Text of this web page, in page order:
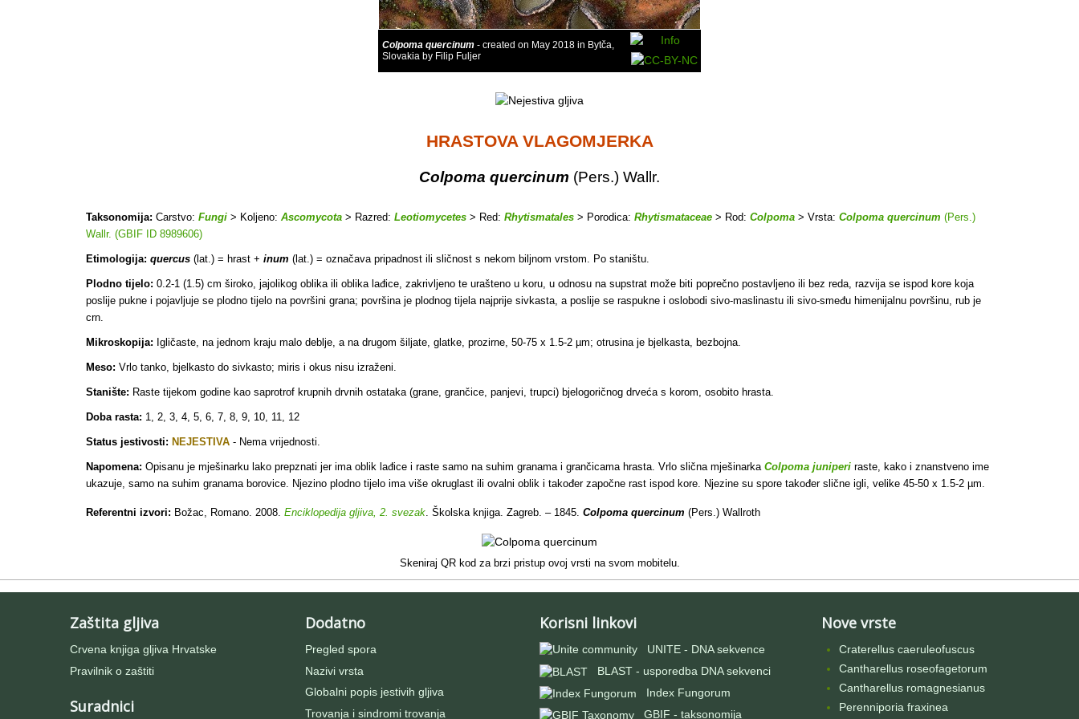
Colpoma quercinum - created on May 2018 in Bytča,
Slovakia by Filip Fuljer
HRASTOVA VLAGOMJERKA
Colpoma quercinum (Pers.) Wallr.
Taksonomija: Carstvo: Fungi > Koljeno: Ascomycota > Razred: Leotiomycetes > Red: Rhytismatales > Porodica: Rhytismataceae > Rod: Colpoma > Vrsta: Colpoma quercinum (Pers.)
Wallr. (GBIF ID 8989606)
Etimologija: quercus (lat.) = hrast + inum (lat.) = označava pripadnost ili sličnost s nekom biljnom vrstom. Po staništu.
Plodno tijelo: 0.2-1 (1.5) cm široko, jajolikog oblika ili oblika lađice, zakrivljeno te urašteno u koru, u odnosu na supstrat može biti poprečno postavljeno ili bez reda, razvija se ispod kore koja
poslije pukne i pojavljuje se plodno tijelo na površini grana; površina je plodnog tijela najprije sivkasta, a poslije se raspukne i oslobodi sivo-maslinastu ili sivo-smeđu himenijalnu površinu, rub je
crn.
Mikroskopija: Igličaste, na jednom kraju malo deblje, a na drugom šiljate, glatke, prozirne, 50-75 x 1.5-2 µm; otrusina je bjelkasta, bezbojna.
Meso: Vrlo tanko, bjelkasto do sivkasto; miris i okus nisu izraženi.
Stanište: Raste tijekom godine kao saprotrof krupnih drvnih ostataka (grane, grančice, panjevi, trupci) bjelogoričnog drveća s korom, osobito hrasta.
Doba rasta: 1, 2, 3, 4, 5, 6, 7, 8, 9, 10, 11, 12
Status jestivosti: NEJESTIVA - Nema vrijednosti.
Napomena: Opisanu je mješinarku lako prepznati jer ima oblik lađice i raste samo na suhim granama i grančicama hrasta. Vrlo slična mješinarka Colpoma juniperi raste, kako i znanstveno ime
ukazuje, samo na suhim granama borovice. Njezino plodno tijelo ima više okruglast ili ovalni oblik i također započne rast ispod kore. Njezine su spore također slične igli, velike 45-50 x 1.5-2 µm.
Referentni izvori: Božac, Romano. 2008. Enciklopedija gljiva, 2. svezak. Školska knjiga. Zagreb. – 1845. Colpoma quercinum (Pers.) Wallroth
Skeniraj QR kod za brzi pristup ovoj vrsti na svom mobitelu.
Zaštita gljiva
Crvena knjiga gljiva Hrvatske
Pravilnik o zaštiti
Suradnici
Dodatno
Pregled spora
Nazivi vrsta
Globalni popis jestivih gljiva
Trovanja i sindromi trovanja
Korisni linkovi
UNITE - DNA sekvence
BLAST - usporedba DNA sekvenci
Index Fungorum
GBIF - taksonomija
Nove vrste
Craterellus caeruleofuscus
Cantharellus roseofagetorum
Cantharellus romagnesianus
Perenniporia fraxinea